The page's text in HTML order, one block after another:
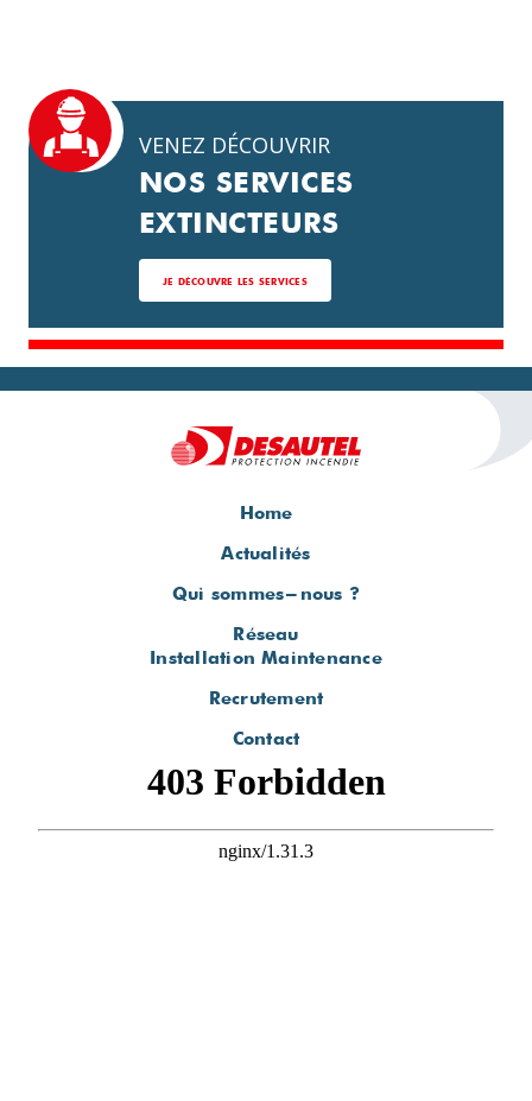
VENEZ DÉCOUVRIR
NOS SERVICES
EXTINCTEURS
JE DÉCOUVRE LES SERVICES
Home
Actualités
Qui sommes-nous ?
Réseau
Installation Maintenance
Recrutement
Contact